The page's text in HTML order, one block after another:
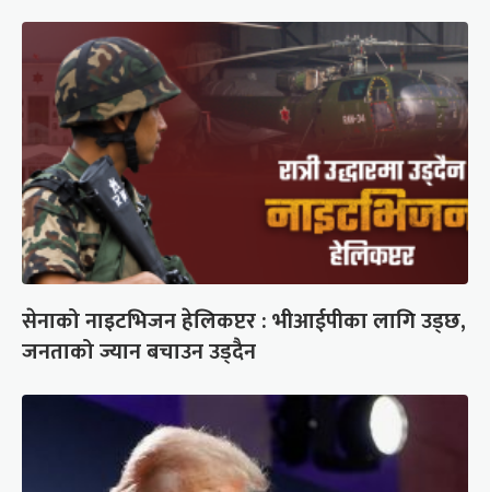
सेनाको नाइटभिजन हेलिकप्टर : भीआईपीका लागि उड्छ,
जनताको ज्यान बचाउन उड्दैन